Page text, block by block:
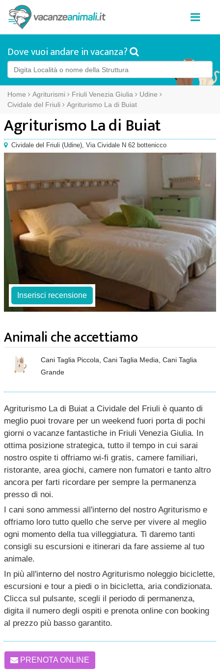
Dove vuoi andare in vacanza?
Home Agriturismi Friuli Venezia Giulia
Udine
Cividale del Friuli
Agriturismo La di Buiat
Agriturismo La di Buiat
Cividale del Friuli (Udine), Via Cividale N 62 bottenicco
Inserisci recensione
Animali che accettiamo
Cani Taglia Piccola, Cani Taglia Media, Cani Taglia
Grande
Agriturismo La di Buiat a Cividale del Friuli è quanto di
meglio puoi trovare per un weekend fuori porta di pochi
giorni o vacanze fantastiche in Friuli Venezia Giulia. In
ottima posizione strategica, tutto il tempo in cui sarai
nostro ospite ti offriamo wi-fi gratis, camere familiari,
ristorante, area giochi, camere non fumatori e tanto altro
ancora per farti ricordare per sempre la permanenza
presso di noi.
I cani sono ammessi all'interno del nostro Agriturismo e
offriamo loro tutto quello che serve per vivere al meglio
ogni momento della tua villeggiatura. Ti daremo tanti
consigli su escursioni e itinerari da fare assieme al tuo
animale.
In più all'interno del nostro Agriturismo noleggio biciclette,
escursioni e tour a piedi o in bicicletta, aria condizionata.
Clicca sul pulsante, scegli il periodo di permanenza,
digita il numero degli ospiti e prenota online con booking
al prezzo più basso garantito.
PRENOTA ONLINE